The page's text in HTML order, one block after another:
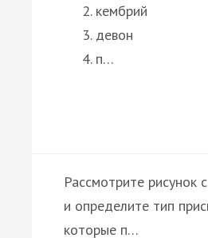
кембрий
девон
п…
Рассмотрите рисунок
и определите тип
которые п…